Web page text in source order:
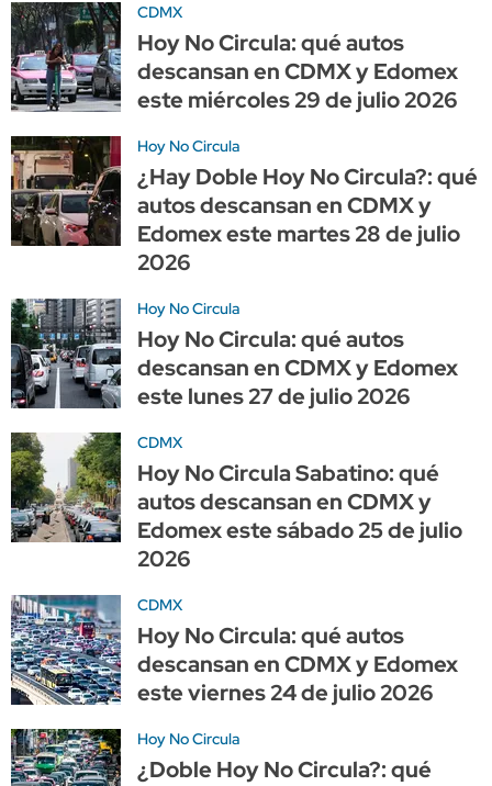
CDMX
Hoy No Circula: qué autos
descansan en CDMX y Edomex
este miércoles 29 de julio 2026
Hoy No Circula
¿Hay Doble Hoy No Circula?: qué
autos descansan en CDMX y
Edomex este martes 28 de julio
2026
Hoy No Circula
Hoy No Circula: qué autos
descansan en CDMX y Edomex
este lunes 27 de julio 2026
CDMX
Hoy No Circula Sabatino: qué
autos descansan en CDMX y
Edomex este sábado 25 de julio
2026
CDMX
Hoy No Circula: qué autos
descansan en CDMX y Edomex
este viernes 24 de julio 2026
Hoy No Circula
¿Doble Hoy No Circula?: qué